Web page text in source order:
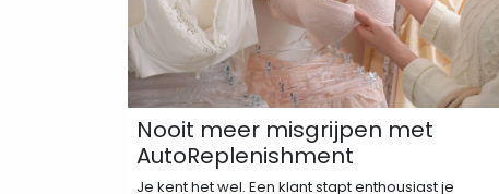
Nooit meer misgrijpen met
AutoReplenishment
Je kent het wel. Een klant stapt enthousiast je